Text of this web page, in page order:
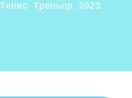
Треньор 2023